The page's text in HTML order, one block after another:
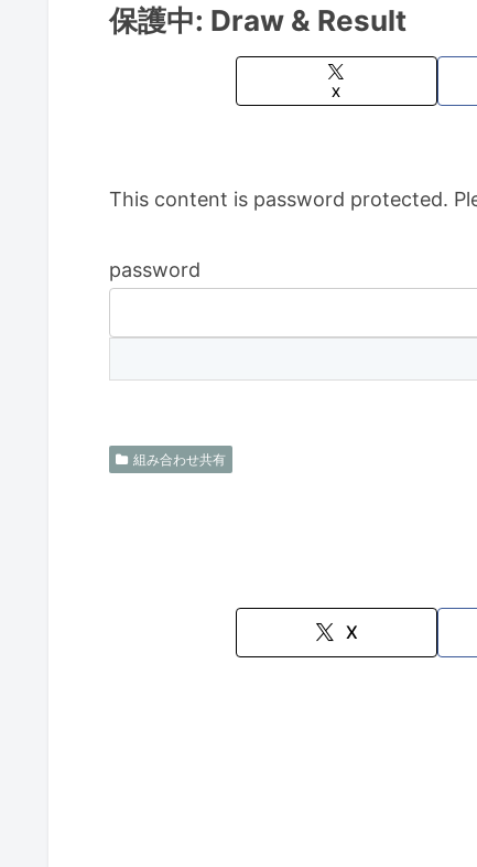
保護中: Draw & Result
X
This content is password protected.
password
組み合わせ共有
X